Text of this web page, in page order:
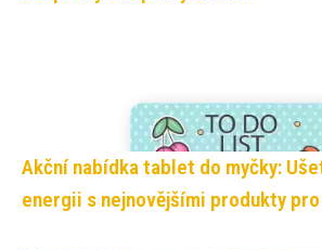
Akční nabídka tablet do myčky:
energii s nejnovějšími produkty